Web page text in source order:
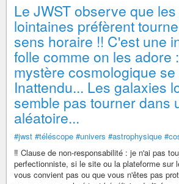
Le JWST observe que
lointaines préfèrent
sens horaire !! C'est une
folle comme on les adore
mystère cosmologique
Inattendu... Les galaxies
semble pas tourner dans
aléatoire...
#jwst #téléscope #univers #astrophysique
‼️ Clause de non-responsabilité : je n'ai pas
perfectionniste, si le site ou la plateforme sur
vous convient pas ou que vous n'êtes pas